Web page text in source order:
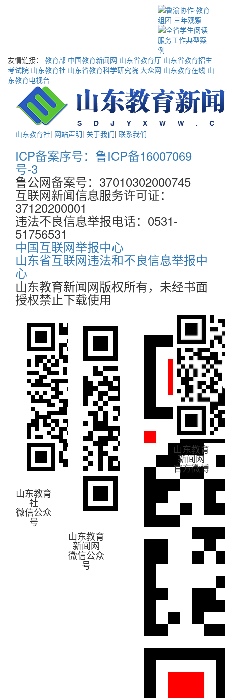
友情链接： 教育部 中国教育新闻网 山东省教育厅 山东省教育招生
考试院 山东教育社 山东省教育科学研究院 大众网 山东教育在线 山
东教育电视台
山东教育社| 网站声明| 关于我们| 联系我们
ICP备案序号：鲁ICP备16007069
号-3
鲁公网备案号：37010302000745
互联网新闻信息服务许可证：
37120200001
违法不良信息举报电话：0531-
51756531
中国互联网举报中心
山东省互联网违法和不良信息举报中
心
山东教育新闻网版权所有，未经书面
授权禁止下载使用
山东教育
社
微信公众
号
山东教育
新闻网
微信公众
号
山东教育
新闻网
官方微博